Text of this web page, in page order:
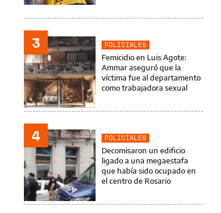
3
POLICIALES
Femicidio en Luis Agote:
Ammar aseguró que la
víctima fue al departamento
como trabajadora sexual
4
POLICIALES
Decomisaron un edificio
ligado a una megaestafa
que había sido ocupado en
el centro de Rosario